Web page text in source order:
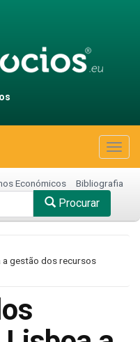
Económicos Bibliografia
Procurar
a gestão dos recursos